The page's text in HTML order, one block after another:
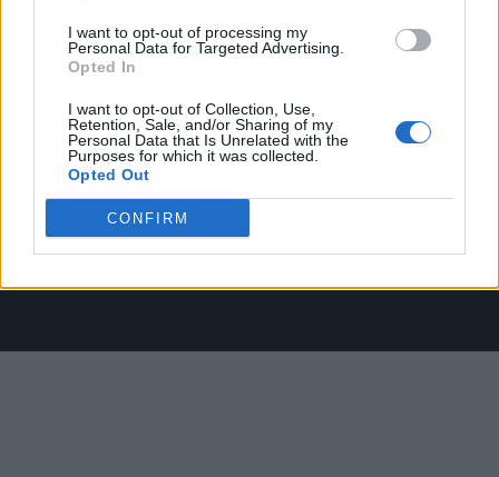
I want to opt-out of processing my
Personal Data for Targeted Advertising.
Opted In
I want to opt-out of Collection, Use,
Retention, Sale, and/or Sharing of my
Personal Data that Is Unrelated with the
Purposes for which it was collected.
Opted Out
CONFIRM
Alcune foto (screenshot) ed articoli presenti su "Juventus Magazine" sono in parte giunti
da internet, in quanto arrivati alla nostra attenzione attraverso regolari comunicati
stampa con immagini e testi allegati ed autorizzati alla pubblicazione, e quindi valutati
di pubblico dominio. Se i soggetti o gli autori avessero qualcosa in contrario alla
pubblicazione, non avranno che da segnalarlo alla redazione (indirizzo email:
redazione@napolimagazine.com
proprietà di Napoli Magazine, e non è in alcun modo collegato alla Juventus S.p.A., che
ne detiene tutti i marchi e diritti.